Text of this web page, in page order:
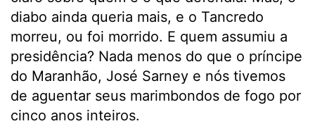
diabo ainda queria mais, e o Tancredo
morreu, ou foi morrido. E quem assumiu a
presidência? Nada menos do que o príncipe
do Maranhão, José Sarney e nós tivemos
de aguentar seus marimbondos de fogo por
cinco anos inteiros.